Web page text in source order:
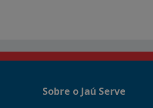
Sobre o Jaú Serve